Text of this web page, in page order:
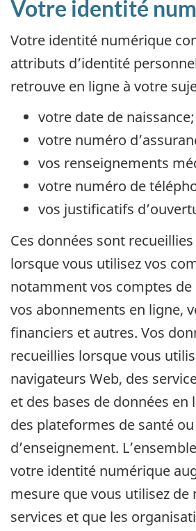
Votre identité
Votre identité numérique
attributs d’identité
retrouve en ligne à votre
votre date de naissance;
votre numéro
vos renseignements
votre numéro de
vos justificatifs
Ces données sont
lorsque vous utilisez vos
notamment vos comptes de
vos abonnements en ligne,
financiers et autres. Vos
recueillies lorsque vous
navigateurs Web, des
et des bases de données en
des plateformes de santé ou
d’enseignement.
votre identité numérique
mesure que vous utilisez de
services et que les